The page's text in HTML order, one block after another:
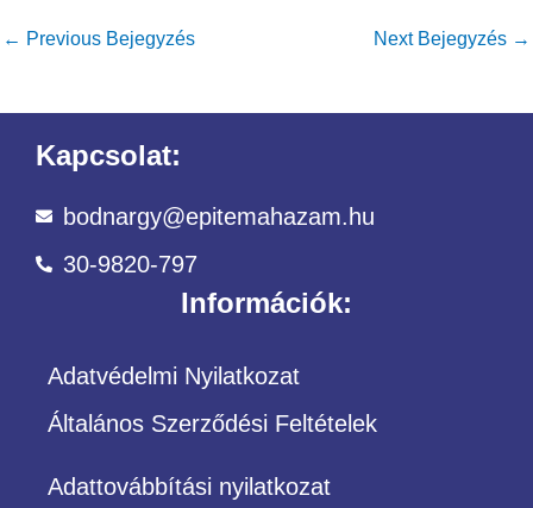
← Previous Bejegyzés Next Bejegyzés →
Kapcsolat:
bodnargy@epitemahazam.hu
30-9820-797
Információk:
Adatvédelmi Nyilatkozat
Általános Szerződési Feltételek
Adattovábbítási nyilatkozat